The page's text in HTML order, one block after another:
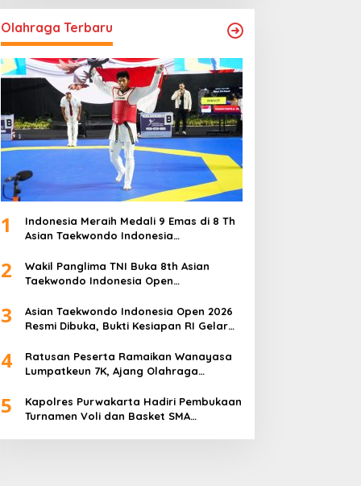
Olahraga Terbaru
1
Indonesia Meraih Medali 9 Emas di 8 Th
Asian Taekwondo Indonesia
2
Wakil Panglima TNI Buka 8th Asian
Taekwondo Indonesia Open
3
Asian Taekwondo Indonesia Open 2026
Resmi Dibuka, Bukti Kesiapan RI Gelar
4
Ratusan Peserta Ramaikan Wanayasa
Lumpatkeun 7K, Ajang Olahraga
5
Kapolres Purwakarta Hadiri Pembukaan
Turnamen Voli dan Basket SMA